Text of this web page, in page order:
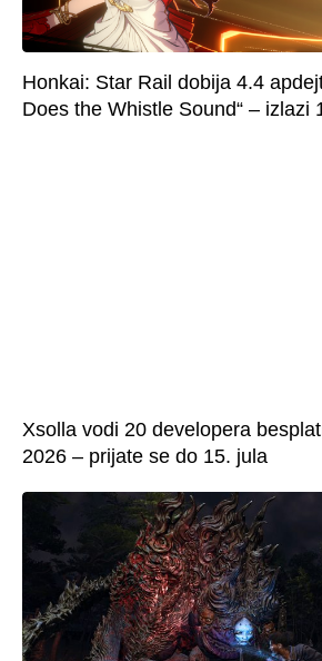
Honkai: Star Rail dobija 4.4
Does the Whistle Sound“ – izlazi
Xsolla vodi 20 developera
2026 – prijate se do 15. jula